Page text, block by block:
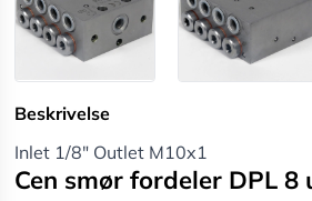
Beskrivelse
Inlet 1/8" Outlet M10x1
Cen smør fordeler DPL 8